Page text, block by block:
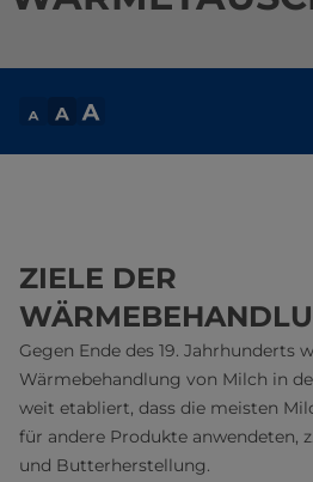
ZIELE DER
Gegen Ende des 19. Jahrhunderts
Wärmebehandlung von Milch in
weit etabliert, dass die meisten
für andere Produkte anwendeten,
und Butterherstellung.